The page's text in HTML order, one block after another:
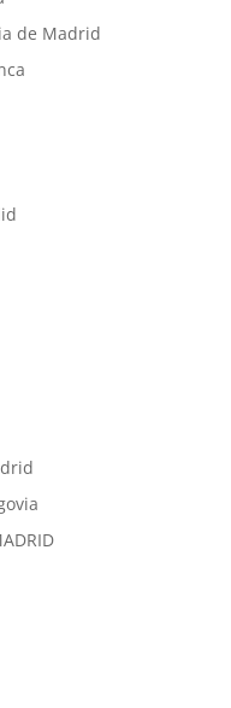
de Madrid